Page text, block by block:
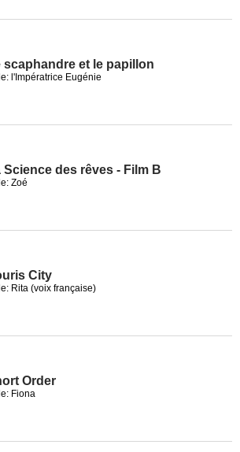
scaphandre et le papillon
l'Impératrice Eugénie
Science des rêves - Film B
Zoé
City
Rita (voix française)
Order
Fiona